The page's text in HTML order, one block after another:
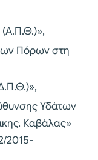
(Α.Π.Θ.)»,
Πόρων στη
Υδάτων
Καβάλας»
2015-